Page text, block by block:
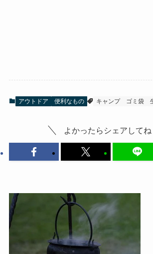
アウトドア 便利なもの キャンプ ゴミ袋
よかったらシェアしてね